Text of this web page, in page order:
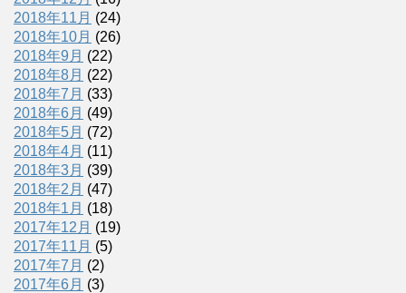
2018年11月 (24)
2018年10月 (26)
2018年9月 (22)
2018年8月 (22)
2018年7月 (33)
2018年6月 (49)
2018年5月 (72)
2018年4月 (11)
2018年3月 (39)
2018年2月 (47)
2018年1月 (18)
2017年12月 (19)
2017年11月 (5)
2017年7月 (2)
2017年6月 (3)